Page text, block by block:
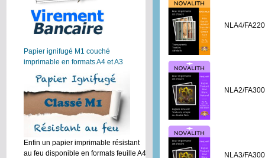
Papier ignifugé M1 couché
imprimable en formats A4 et A3
Enfin un papier imprimable résistant
au feu disponible en formats feuille A4
NLA4/
NLA2/
NLA3/